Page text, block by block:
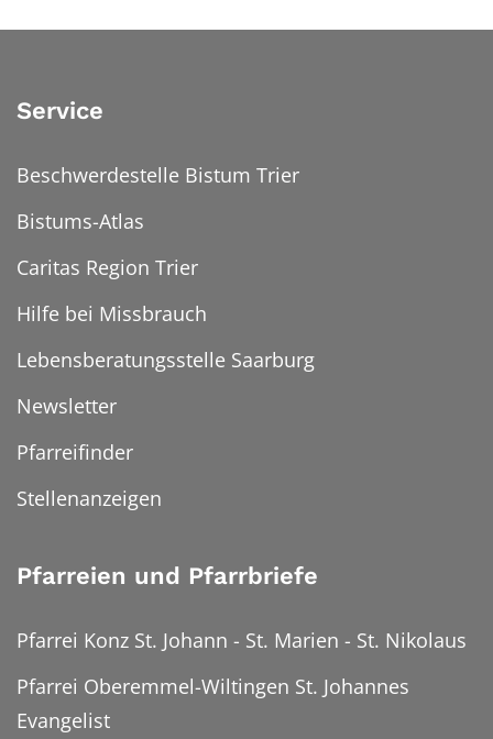
Service
Beschwerdestelle Bistum Trier
Bistums-Atlas
Caritas Region Trier
Hilfe bei Missbrauch
Lebensberatungsstelle Saarburg
Newsletter
Pfarreifinder
Stellenanzeigen
Pfarreien und Pfarrbriefe
Pfarrei Konz St. Johann - St. Marien - St. Nikolaus
Pfarrei Oberemmel-Wiltingen St. Johannes
Evangelist